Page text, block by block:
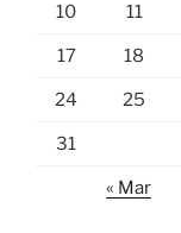
10 11
17 18
24 25
31
« Mar